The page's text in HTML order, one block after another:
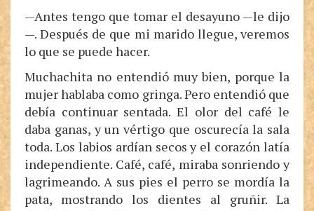
—Antes tengo que tomar el desayuno —le dijo
—. Después de que mi marido llegue, veremos
lo que se puede hacer.
Muchachita no entendió muy bien, porque la
mujer hablaba como gringa. Pero entendió que
debía continuar sentada. El olor del café le
daba ganas, y un vértigo que oscurecía la sala
toda. Los labios ardían secos y el corazón latía
independiente. Café, café, miraba sonriendo y
lagrimeando. A sus pies el perro se mordía la
pata, mostrando los dientes al gruñir. La